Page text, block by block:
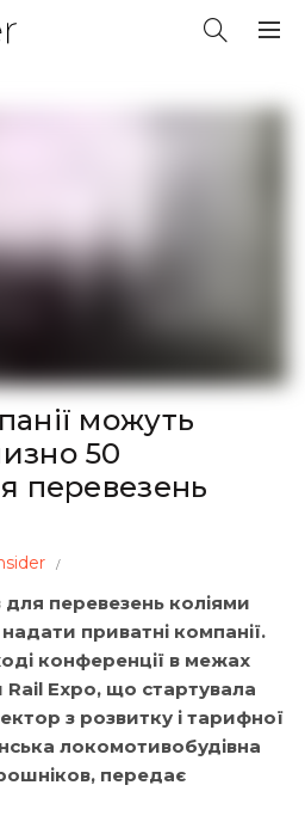
можуть
50
перевезень
перевезень коліями
приватні компанії.
конференції в межах
Rail Expo, що стартувала
з розвитку і тарифної
локомотивобудівна
передає